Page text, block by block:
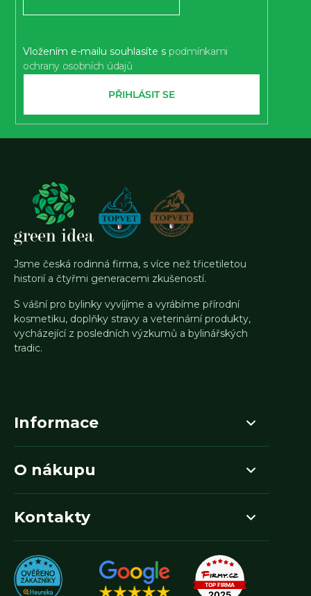
Vložením e-mailu souhlasíte s podmínkami
ochrany osobních údajů
PŘIHLÁSIT SE
Jsme česká rodinná firma, s více než třicetiletou
historií a čtyřmi generacemi zkušeností.
S vášní pro bylinky vyvíjíme a vyrábíme přírodní
kosmetiku, doplňky stravy a veterinární produkty,
vycházející z posledních výzkumů a bylinářských
tradic.
Informace
O nákupu
Kontakty